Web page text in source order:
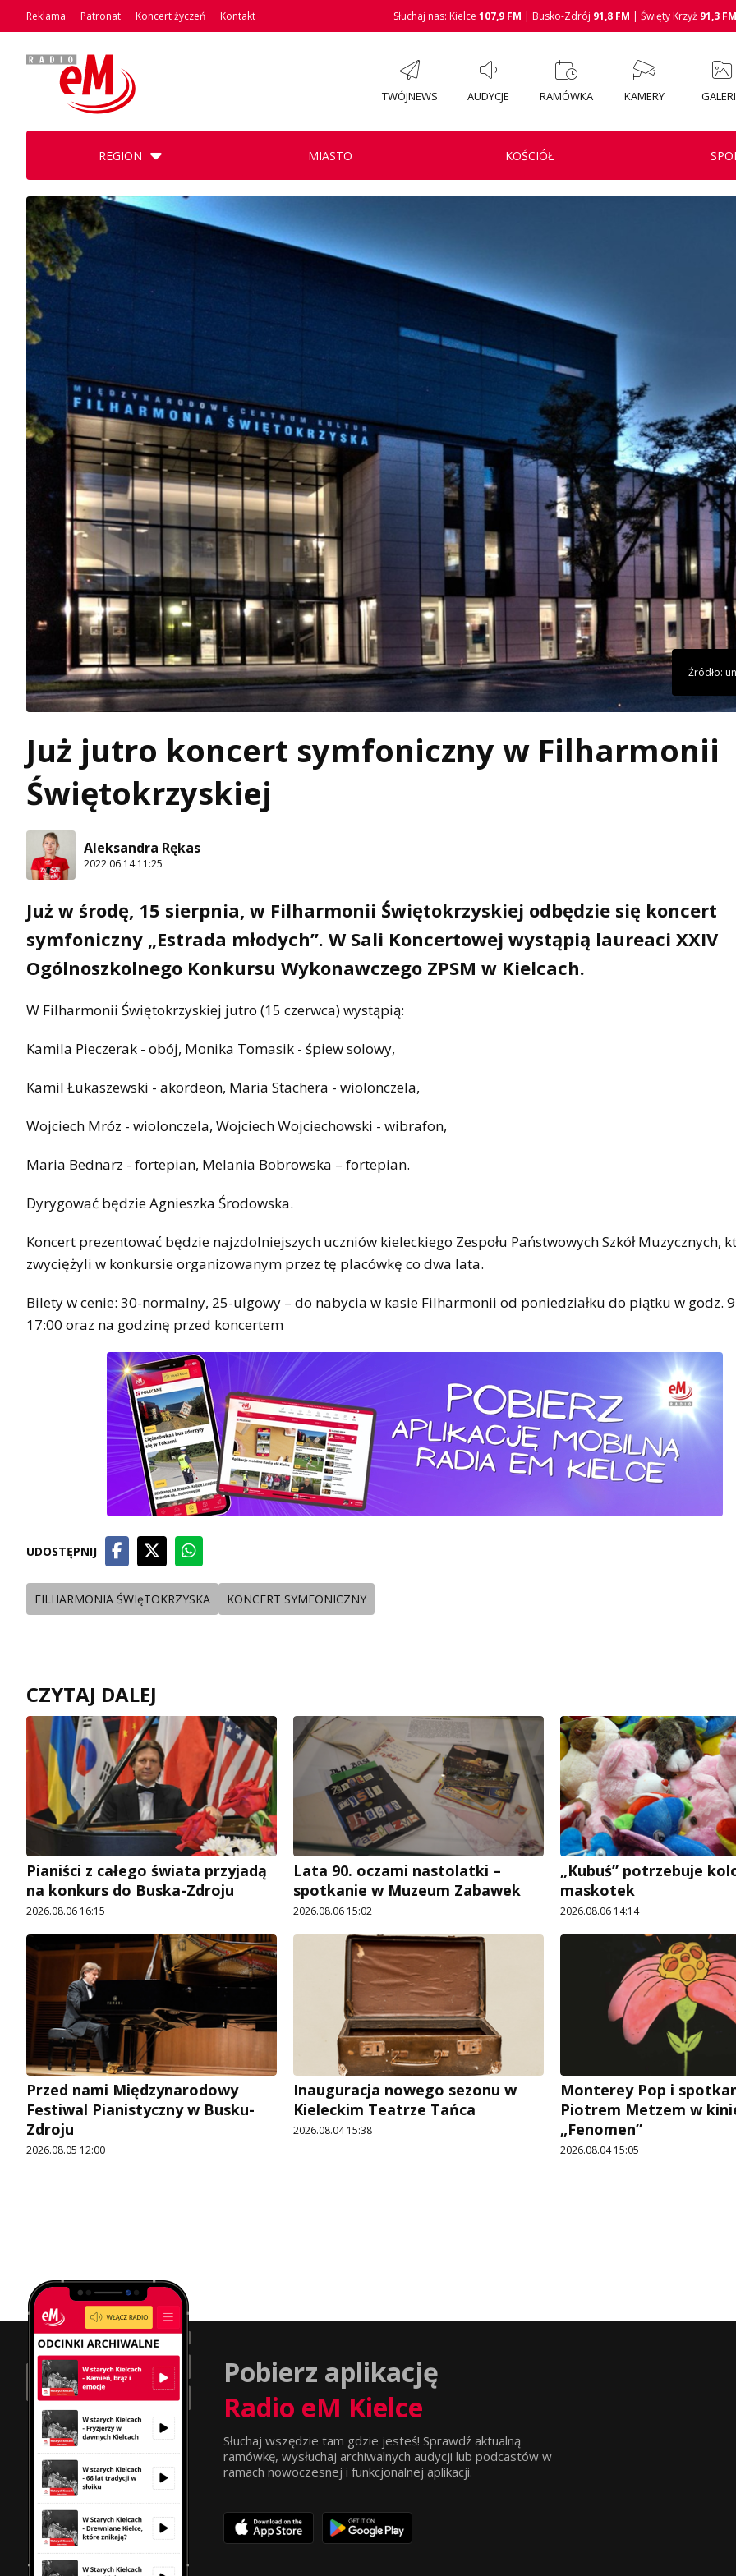
Reklama Patronat Koncert życzeń Kontakt Słuchaj nas: Kielce 107,9 FM | Busko-Zdrój 91,8 FM | Święty Krzyż 91,3 FM
TWÓJNEWS AUDYCJE RAMÓWKA KAMERY
REGION MIASTO KOŚCIÓŁ
Źródło:
Już jutro koncert symfoniczny w Filharmonii
Świętokrzyskiej
Aleksandra Rękas
2022.06.14 11:25
Już w środę, 15 sierpnia, w Filharmonii Świętokrzyskiej odbędzie się koncert
symfoniczny „Estrada młodych”. W Sali Koncertowej wystąpią laureaci XXIV
Ogólnoszkolnego Konkursu Wykonawczego ZPSM w Kielcach.
W Filharmonii Świętokrzyskiej jutro (15 czerwca) wystąpią:
Kamila Pieczerak - obój, Monika Tomasik - śpiew solowy,
Kamil Łukaszewski - akordeon, Maria Stachera - wiolonczela,
Wojciech Mróz - wiolonczela, Wojciech Wojciechowski - wibrafon,
Maria Bednarz - fortepian, Melania Bobrowska – fortepian.
Dyrygować będzie Agnieszka Środowska.
Koncert prezentować będzie najzdolniejszych uczniów kieleckiego Zespołu Państwowych Szkół Muzycznych,
zwyciężyli w konkursie organizowanym przez tę placówkę co dwa lata.
Bilety w cenie: 30-normalny, 25-ulgowy – do nabycia w kasie Filharmonii od poniedziałku do piątku w godz.
17:00 oraz na godzinę przed koncertem
UDOSTĘPNIJ
FILHARMONIA ŚWIęTOKRZYSKA KONCERT SYMFONICZNY
CZYTAJ DALEJ
Pianiści z całego świata przyjadą
na konkurs do Buska-Zdroju
2026.08.06 16:15
Lata 90. oczami nastolatki –
spotkanie w Muzeum Zabawek
2026.08.06 15:02
„Kubuś” potrzebuje
maskotek
2026.08.06 14:14
Przed nami Międzynarodowy
Festiwal Pianistyczny w Busku-
Zdroju
2026.08.05 12:00
Inauguracja nowego sezonu w
Kieleckim Teatrze Tańca
2026.08.04 15:38
Monterey Pop i
Piotrem Metzem w
„Fenomen”
2026.08.04 15:05
Pobierz aplikację
Radio eM Kielce
Słuchaj wszędzie tam gdzie jesteś! Sprawdź aktualną
ramówkę, wysłuchaj archiwalnych audycji lub podcastów w
ramach nowoczesnej i funkcjonalnej aplikacji.